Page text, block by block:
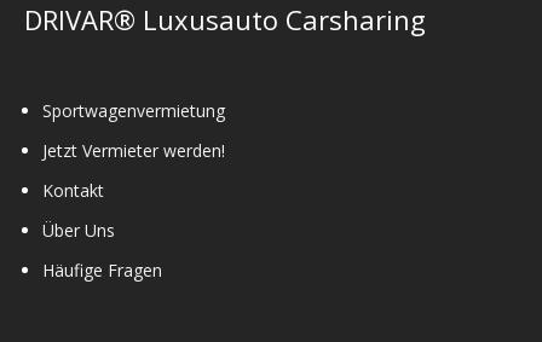
DRIVAR® Luxusauto Carsharing
Sportwagenvermietung
Jetzt Vermieter werden!
Kontakt
Über Uns
Häufige Fragen